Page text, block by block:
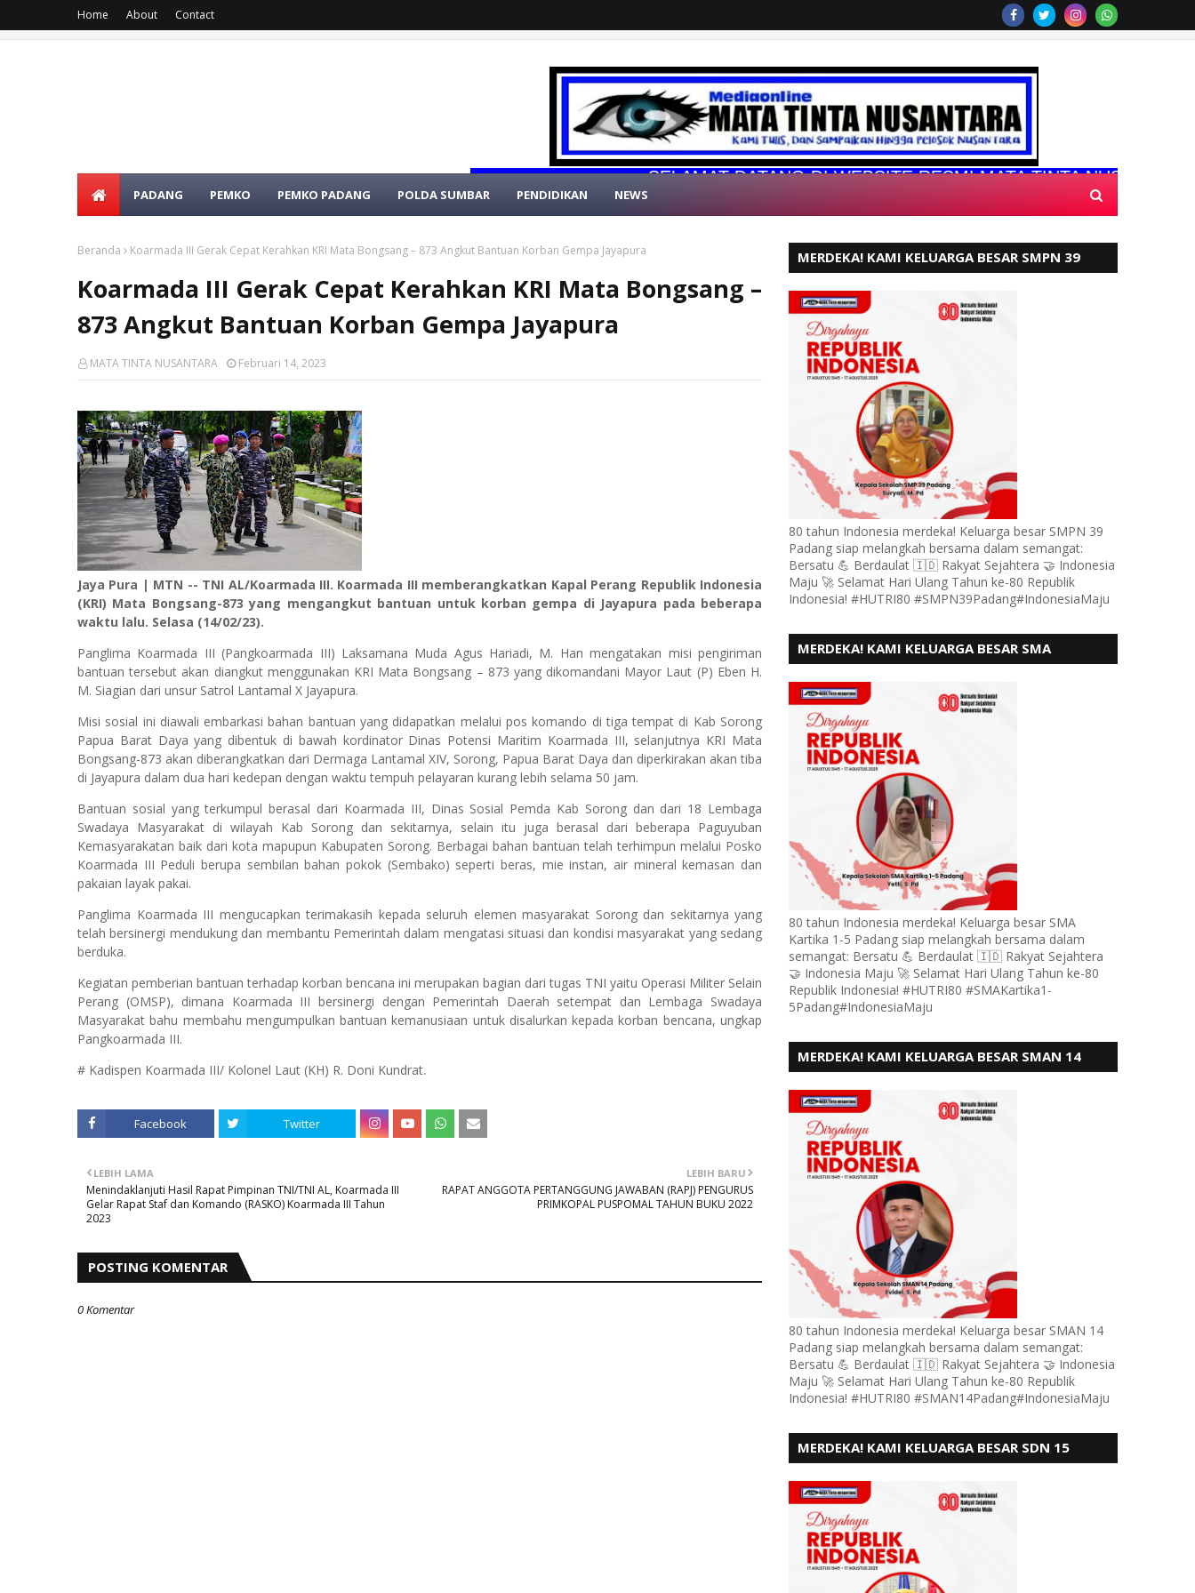
Home About Contact
SELAMAT DATANG DI WEBSITE RESMI MATA TINTA NUSANTARA
PADANG PEMKO PEMKO PADANG POLDA SUMBAR PENDIDIKAN NEWS
Beranda Koarmada III Gerak Cepat Kerahkan KRI Mata Bongsang – 873 Angkut Bantuan Korban Gempa Jayapura
Koarmada III Gerak Cepat Kerahkan KRI Mata Bongsang –
873 Angkut Bantuan Korban Gempa Jayapura
MATA TINTA NUSANTARA Februari 14, 2023
Jaya Pura | MTN -- TNI AL/Koarmada III. Koarmada III memberangkatkan Kapal Perang Republik Indonesia
(KRI) Mata Bongsang-873 yang mengangkut bantuan untuk korban gempa di Jayapura pada beberapa
waktu lalu. Selasa (14/02/23).
Panglima Koarmada III (Pangkoarmada III) Laksamana Muda Agus Hariadi, M. Han mengatakan misi pengiriman
bantuan tersebut akan diangkut menggunakan KRI Mata Bongsang – 873 yang dikomandani Mayor Laut (P) Eben H.
M. Siagian dari unsur Satrol Lantamal X Jayapura.
Misi sosial ini diawali embarkasi bahan bantuan yang didapatkan melalui pos komando di tiga tempat di Kab Sorong
Papua Barat Daya yang dibentuk di bawah kordinator Dinas Potensi Maritim Koarmada III, selanjutnya KRI Mata
Bongsang-873 akan diberangkatkan dari Dermaga Lantamal XIV, Sorong, Papua Barat Daya dan diperkirakan akan tiba
di Jayapura dalam dua hari kedepan dengan waktu tempuh pelayaran kurang lebih selama 50 jam.
Bantuan sosial yang terkumpul berasal dari Koarmada III, Dinas Sosial Pemda Kab Sorong dan dari 18 Lembaga
Swadaya Masyarakat di wilayah Kab Sorong dan sekitarnya, selain itu juga berasal dari beberapa Paguyuban
Kemasyarakatan baik dari kota mapupun Kabupaten Sorong. Berbagai bahan bantuan telah terhimpun melalui Posko
Koarmada III Peduli berupa sembilan bahan pokok (Sembako) seperti beras, mie instan, air mineral kemasan dan
pakaian layak pakai.
Panglima Koarmada III mengucapkan terimakasih kepada seluruh elemen masyarakat Sorong dan sekitarnya yang
telah bersinergi mendukung dan membantu Pemerintah dalam mengatasi situasi dan kondisi masyarakat yang sedang
berduka.
Kegiatan pemberian bantuan terhadap korban bencana ini merupakan bagian dari tugas TNI yaitu Operasi Militer Selain
Perang (OMSP), dimana Koarmada III bersinergi dengan Pemerintah Daerah setempat dan Lembaga Swadaya
Masyarakat bahu membahu mengumpulkan bantuan kemanusiaan untuk disalurkan kepada korban bencana, ungkap
Pangkoarmada III.
# Kadispen Koarmada III/ Kolonel Laut (KH) R. Doni Kundrat.
Facebook Twitter
LEBIH BARU
RAPAT ANGGOTA PERTANGGUNG JAWABAN (RAPJ) PENGURUS
PRIMKOPAL PUSPOMAL TAHUN BUKU 2022
LEBIH LAMA
Menindaklanjuti Hasil Rapat Pimpinan TNI/TNI AL, Koarmada III
Gelar Rapat Staf dan Komando (RASKO) Koarmada III Tahun
2023
POSTING KOMENTAR
0 Komentar
MERDEKA! KAMI KELUARGA BESAR SMPN 39
80 tahun Indonesia merdeka! Keluarga besar SMPN 39
Padang siap melangkah bersama dalam semangat:
Bersatu 💪 Berdaulat 🇮🇩 Rakyat Sejahtera 🤝 Indonesia
Maju 🚀 Selamat Hari Ulang Tahun ke-80 Republik
Indonesia! #HUTRI80 #SMPN39Padang#IndonesiaMaju
MERDEKA! KAMI KELUARGA BESAR SMA
KE - 80, MOTO" BERSATU BERD
80 tahun Indonesia merdeka! Keluarga besar SMA
Kartika 1-5 Padang siap melangkah bersama dalam
semangat: Bersatu 💪 Berdaulat 🇮🇩 Rakyat Sejahtera
🤝 Indonesia Maju 🚀 Selamat Hari Ulang Tahun ke-80
Republik Indonesia! #HUTRI80 #SMAKartika1-
5Padang#IndonesiaMaju
MERDEKA! KAMI KELUARGA BESAR SMAN 14
80 tahun Indonesia merdeka! Keluarga besar SMAN 14
Padang siap melangkah bersama dalam semangat:
Bersatu 💪 Berdaulat 🇮🇩 Rakyat Sejahtera 🤝 Indonesia
Maju 🚀 Selamat Hari Ulang Tahun ke-80 Republik
Indonesia! #HUTRI80 #SMAN14Padang#IndonesiaMaju
MERDEKA! KAMI KELUARGA BESAR SDN 15
- 80